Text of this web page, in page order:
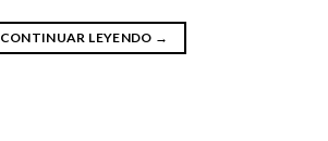
CONTINUAR LEYENDO →